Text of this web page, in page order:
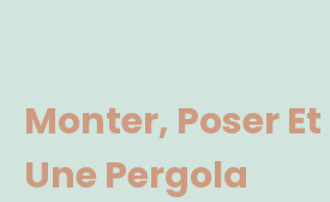
Monter, Poser
Une Pergola